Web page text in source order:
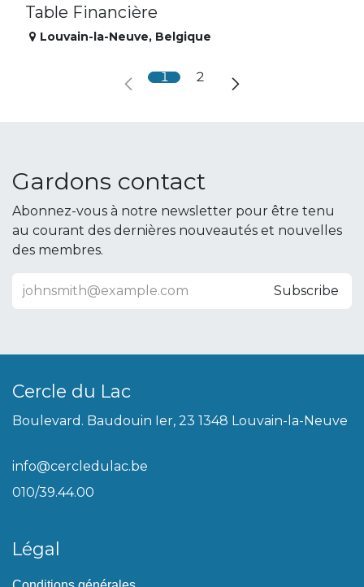
Table Financière
Louvain-la-Neuve, Belgique
1 2
Gardons contact
Abonnez-vous à notre newsletter pour être tenu
au courant des dernières nouveautés et nouvelles
des membres.
Subscribe
Cercle du Lac
Boulevard. Baudouin Ier, 23 1348 Louvain-la-Neuve
info@cercledulac.be
010/39.44.00
Légal